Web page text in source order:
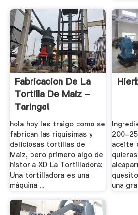
Fabricacion De La
Tortilla De Maiz -
Taringa!
hola hoy les traigo como se
fabrican las riquisimas y
deliciosas tortillas de
Maiz, pero primero algo de
historia XD La Tortilladora:
Una tortilladora es una
máquina ...
200-
aceite
una